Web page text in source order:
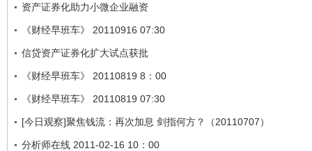
资产证券化助力小微企业融资
《财经早班车》 20110916 07:30
信贷资产证券化扩大试点获批
《财经早班车》 20110819 8：00
《财经早班车》 20110819 07:30
[今日观察]聚焦钱流：再次加息 剑指何方？（20110707）
分析师在线 2011-02-16 10：00